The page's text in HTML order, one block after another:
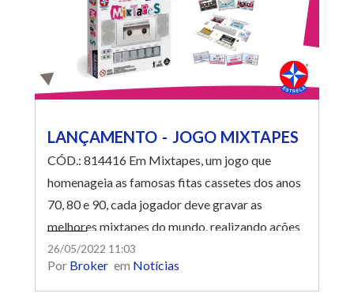
LANÇAMENTO - JOGO MIXTAPES
CÓD.: 814416 Em Mixtapes, um jogo que
homenageia as famosas fitas cassetes dos anos
70, 80 e 90, cada jogador deve gravar as
melhores mixtapes do mundo, realizando ações
a cada rodada no seu gravador, como REC,
PLAY, STOP, EJECT, ouvir a rádio e visitar as
lojas. Ganha quem conseguir criar as mixtapes
26/05/2022 11:03
Por Broker em Notícias